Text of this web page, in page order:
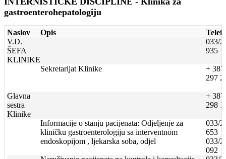
gastroenterohepatologiju
Naslov Opis
V.D.
ŠEFA
KLINIKE
033/
935
Sekretarijat Klinike
+ 387
297
Glavna
sestra
Klinike
+ 387
298
Informacije o stanju pacijenata: Odjeljenje za
kliničku gastroenterologiju sa interventnom
endoskopijom , ljekarska soba, odjel
033/
653
033/
092